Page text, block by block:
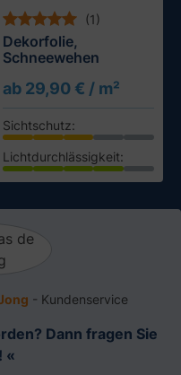
(1)
Dekorfolie,
Schneewehen
ab 29,90 € / m²
Sichtschutz:
Lichtdurchlässigkeit:
Muster testen
- Kundenservice
Dann fragen Sie
«